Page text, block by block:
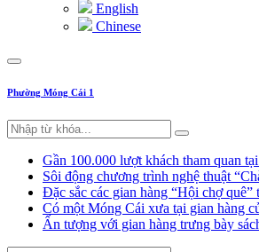
English
Chinese
Phường Móng Cái 1
Gần 100.000 lượt khách tham quan
Sôi động chương trình nghệ thuật
Đặc sắc các gian hàng “Hội chợ
Có một Móng Cái xưa tại gian hàng
Ấn tượng với gian hàng trưng bày